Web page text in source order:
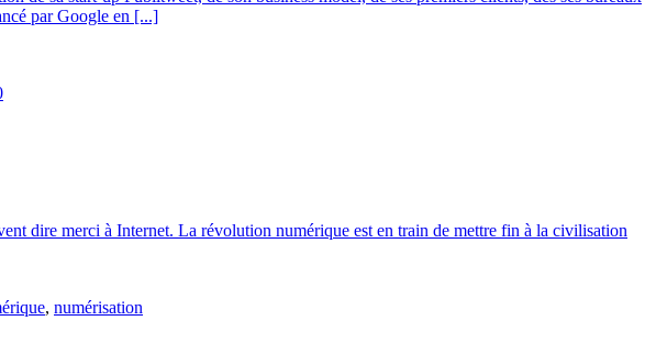
par Google en [...]
dire merci à Internet. La révolution numérique est en train de mettre fin à la civilisation
, numérisation